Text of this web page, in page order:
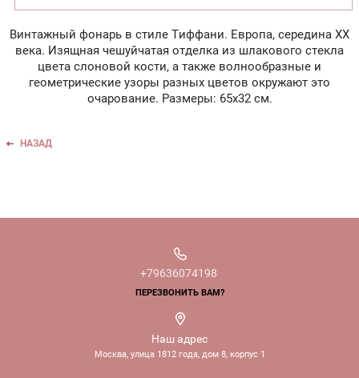
Винтажный фонарь в стиле Тиффани. Европа, середина ХХ
века. Изящная чешуйчатая отделка из шлакового стекла
цвета слоновой кости, а также волнообразные и
геометрические узоры разных цветов окружают это
очарование. Размеры: 65х32 см.
НАЗАД
+79636074198
ПЕРЕЗВОНИТЬ ВАМ?
Наш адрес
Москва, улица 1812 года, дом 8, корпус 1